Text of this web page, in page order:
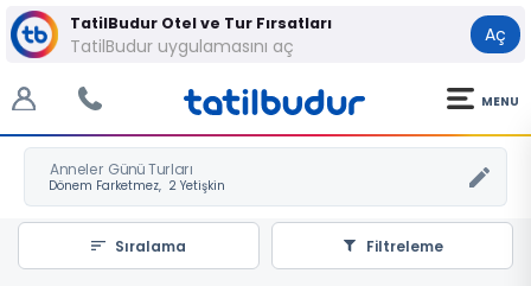
TatilBudur Otel ve Tur Fırsatları
TatilBudur uygulamasını aç Aç
MENU
Anneler Günü Turları
Sıralama Filtreleme